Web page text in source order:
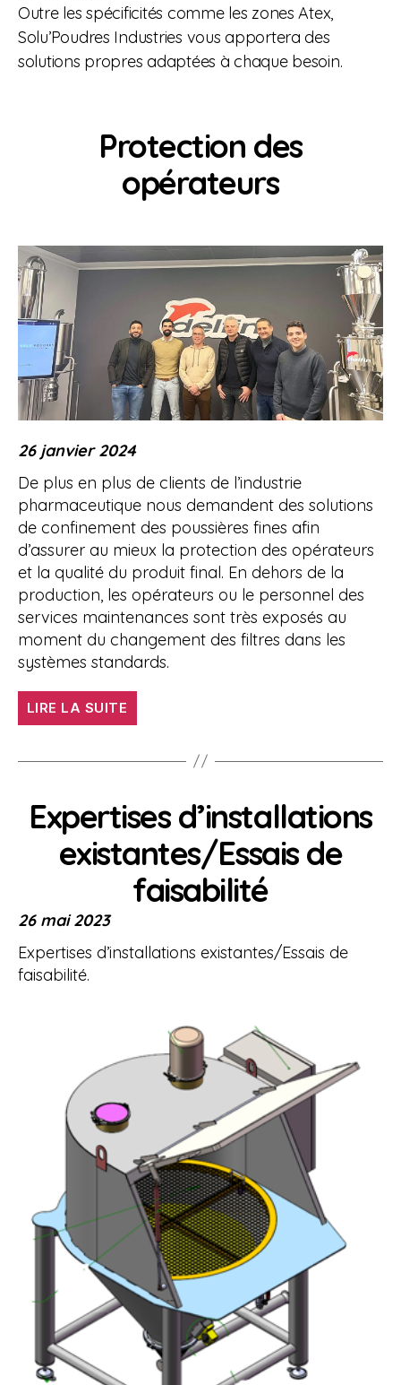
Outre les spécificités comme les zones Atex,
Solu’Poudres Industries vous apportera des
solutions propres adaptées à chaque besoin.
Protection des
opérateurs
26 janvier 2024
De plus en plus de clients de l’industrie
pharmaceutique nous demandent des solutions
de confinement des poussières fines afin
d’assurer au mieux la protection des opérateurs
et la qualité du produit final. En dehors de la
production, les opérateurs ou le personnel des
services maintenances sont très exposés au
moment du changement des filtres dans les
systèmes standards.
LIRE LA SUITE
des
opérateurs »
Expertises d’installations
existantes/Essais de
faisabilité
26 mai 2023
Expertises d’installations existantes/Essais de
faisabilité.